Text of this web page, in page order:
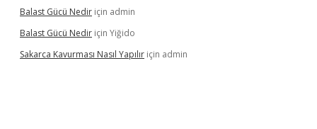
Balast Gücü Nedir için admin
Balast Gücü Nedir için Yiğido
Sakarca Kavurması Nasıl Yapılır için admin